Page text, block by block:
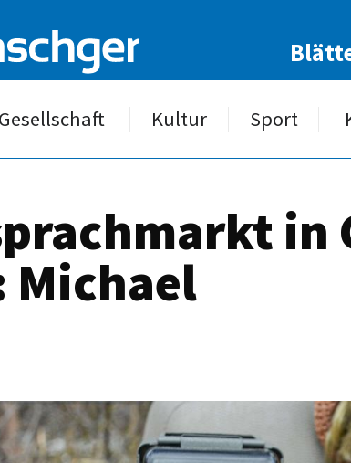
Gesellschaft Kultur Sport
in
Michael